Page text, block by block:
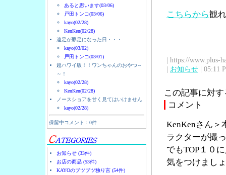
あると思います(03/06)
戸田トンコ(03/06)
kayo(02/28)
KenKen(02/28)
遠足が豚足になった日・・・
kayo(03/02)
戸田トンコ(03/01)
超ハワイ版！！ワンちゃんのおやつ～
～！
kayo(02/28)
KenKen(02/28)
ノースショアを甘く見てはいけません
kayo(02/28)
保留中コメント：0件
お知らせ (33件)
お店の商品 (53件)
KAYOのブツブツ独り言 (54件)
こちらから観
| https://www.plus-
| お知らせ | 05:11
この記事に対
コメント
KenKenさん＞
ラクターが撮
でもTOP１０
気をつけまし